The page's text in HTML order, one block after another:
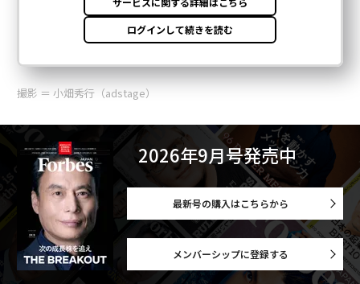
撮影 ＝ 小畑秀行（adstage）
2026年9月号発売中
最新号の購入はこちらから
メンバーシップに登録する